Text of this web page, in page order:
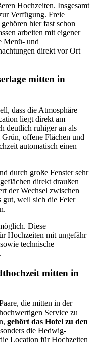
Hochzeiten. Insgesamt
Verfügung. Freie
hier fast schon
arbeiten mit eigener
Menü- und
direkt vor Ort
mitten in
dass die Atmosphäre
liegt direkt am
deutlich ruhiger an als
offene Flächen und
automatisch einen
durch große Fenster sehr
direkt draußen
der Wechsel zwischen
gut, weil sich die Feier
Diese
Hochzeiten mit ungefähr
technische
mitten in
die mitten in der
Service zu
gehört das Hotel zu den
die Hedwig-
Location für Hochzeiten